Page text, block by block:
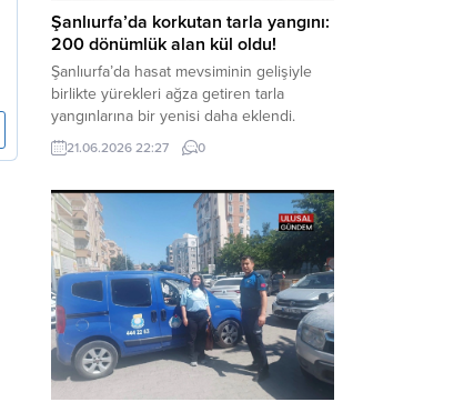
odağında, özellikle 6 Şubat...
Şanlıurfa’da korkutan tarla yangını:
200 dönümlük alan kül oldu!
Şanlıurfa’da hasat mevsiminin gelişiyle
birlikte yürekleri ağza getiren tarla
yangınlarına bir yenisi daha eklendi.
Hilvan ilçesinde çıkan yangında, 50
dönümü biçilmemiş buğday olmak üzere
teslim olarak küle döndü. Haber Merkezi
– Yangın, Şanlıurfa’nın Hilvan ilçesine
bağlı Agilmuz köyünde meydana geldi.
Edinilen bilgilere göre, henüz
belirlenemeyen...
21.06.2026 22:27 0